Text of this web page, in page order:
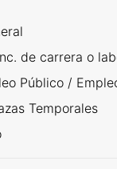
de carrera o
Público /
Temporales